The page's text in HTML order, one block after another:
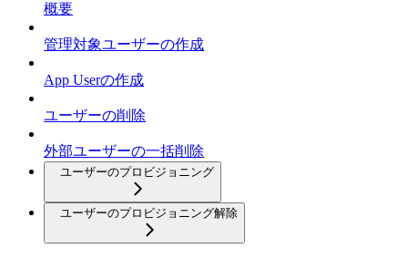
概要
管理対象ユーザーの作成
App Userの作成
ユーザーの削除
外部ユーザーの一括削除
ユーザーのプロビジョニング
ユーザーのプロビジョニング解除